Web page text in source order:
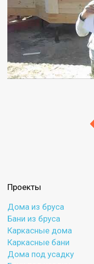
Проекты
Дома из бруса
Бани из бруса
Каркасные дома
Каркасные бани
Дома под усадку